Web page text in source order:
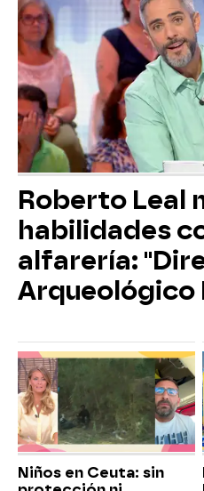
Roberto Leal
habilidades
alfarería:
Arqueológico
Niños en Ceuta: sin